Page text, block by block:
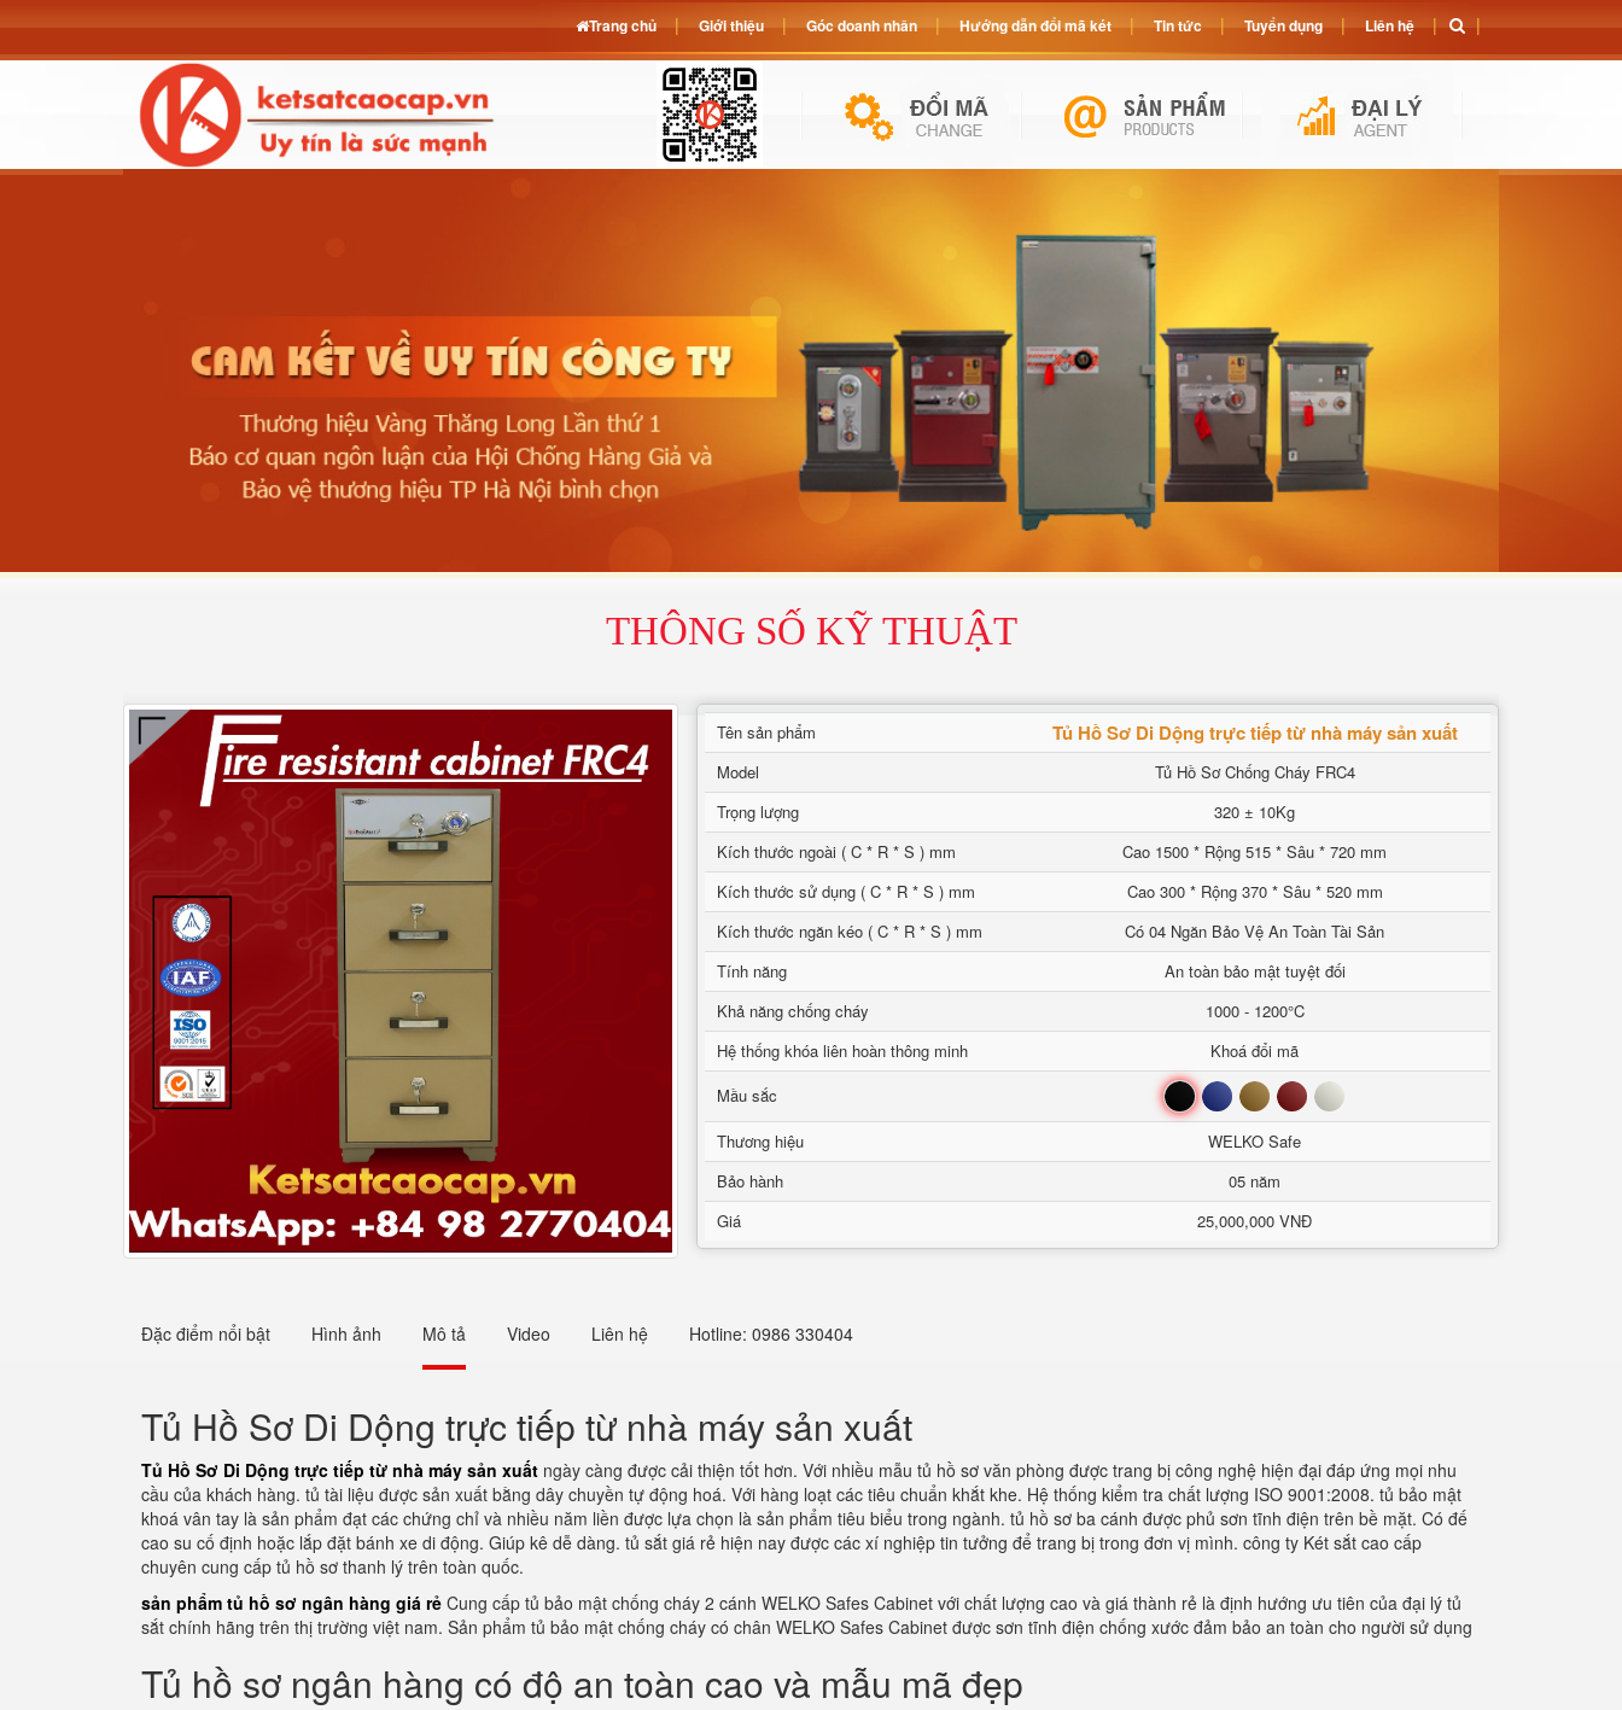
THÔNG SỐ KỸ THUẬT
Tên sản phẩm Tủ Hồ Sơ Di Dộng trực tiếp từ nhà máy sản xuất
Model
Tủ Hồ Sơ Chống Cháy FRC4
Trọng lượng
320 ± 10Kg
Kích thước ngoài ( C * R * S ) mm
Cao 1500 * Rộng 515 * Sâu * 720 mm
Kích thước sử dụng ( C * R * S ) mm
Cao 300 * Rộng 370 * Sâu * 520 mm
Kích thước ngăn kéo ( C * R * S ) mm
Có 04 Ngăn Bảo Vệ An Toàn Tài Sản
Tính năng
An toàn bảo mật tuyệt đối
Khả năng chống cháy
1000 - 1200°C
Hệ thống khóa liên hoàn thông minh
Khoá đổi mã
Mầu sắc
Đen Xanh Nâu Đỏ Trắng
Thương hiệu
WELKO Safe
Bảo hành
05 năm
Giá
25,000,000 VNĐ
Đặc điểm nổi bật Hình ảnh Mô tả Video Liên hệ Hotline: 0986 330404
Tủ Hồ Sơ Di Dộng trực tiếp từ nhà máy sản xuất
Tủ Hồ Sơ Di Dộng trực tiếp từ nhà máy sản xuất ngày càng được cải thiện tốt hơn. Với nhiều mẫu tủ hồ sơ văn phòng được trang bị công nghệ hiện đại đáp ứng mọi nhu
cầu của khách hàng. tủ tài liệu được sản xuất bằng dây chuyền tự động hoá. Với hàng loạt các tiêu chuẩn khắt khe. Hệ thống kiểm tra chất lượng ISO 9001:2008. tủ bảo mật
khoá vân tay là sản phẩm đạt các chứng chỉ và nhiều năm liền được lựa chọn là sản phẩm tiêu biểu trong ngành. tủ hồ sơ ba cánh được phủ sơn tĩnh điện trên bề mặt. Có đế
cao su cố định hoặc lắp đặt bánh xe di động. Giúp kê dễ dàng. tủ sắt giá rẻ hiện nay được các xí nghiệp tin tưởng để trang bị trong đơn vị mình. công ty Két sắt cao cấp
chuyên cung cấp tủ hồ sơ thanh lý trên toàn quốc.
sản phẩm tủ hồ sơ ngân hàng giá rẻ Cung cấp tủ bảo mật chống cháy 2 cánh WELKO Safes Cabinet với chất lượng cao và giá thành rẻ là định hướng ưu tiên của đại lý tủ
sắt chính hãng trên thị trường việt nam. Sản phẩm tủ bảo mật chống cháy có chân WELKO Safes Cabinet được sơn tĩnh điện chống xước đảm bảo an toàn cho người sử dụng
Tủ hồ sơ ngân hàng có độ an toàn cao và mẫu mã đẹp
Trang chủ Giới thiệu Góc doanh nhân Hướng dẫn đổi mã két Tin tức Tuyển dụng Liên hệ